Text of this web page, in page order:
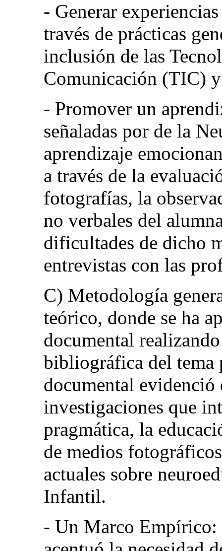
- Generar
través de prácticas
inclusión de las
Comunicación (TIC)
- Promover un
señaladas por de la
aprendizaje
a través de la
fotografías, la
no verbales del
dificultades de dicho
entrevistas con las
C) Metodología
teórico, donde se ha
documental
bibliográfica del tema
documental evidenció
investigaciones que
pragmática, la
de medios
actuales sobre
Infantil.
- Un Marco Empírico: